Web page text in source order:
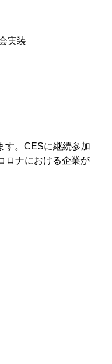
実装
す。CESに継続参加
ロナにおける企業が